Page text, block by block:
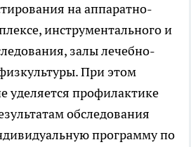
на аппаратно-
инструментального и
залы лечебно-
При этом
уделяется профилактике
обследования
программу по